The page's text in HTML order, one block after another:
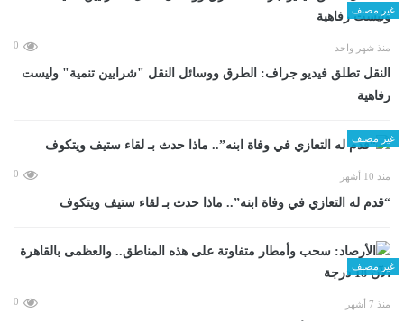
غير مصنف
منذ شهر واحد 0
​النقل تطلق فيديو جراف: الطرق ووسائل النقل "شرايين تنمية" وليست
رفاهية
غير مصنف
منذ 10 أشهر 0
“قدم له التعازي في وفاة ابنه”.. ماذا حدث بـ لقاء ستيف ويتكوف
غير مصنف
منذ 7 أشهر 0